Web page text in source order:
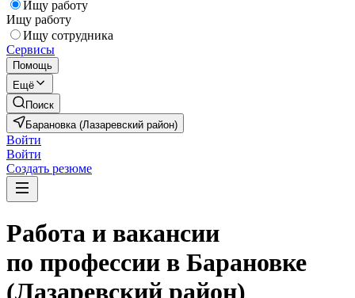
Ищу работу
Ищу работу
Ищу сотрудника
Сервисы
Помощь
Ещё
Поиск
Барановка (Лазаревский район)
Войти
Войти
Создать резюме
Работа и вакансии
по профессии в Барановке
(Лазаревский район)